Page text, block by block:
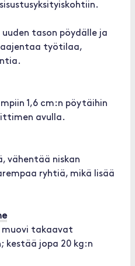
uuden tason pöydälle ja
työtilaa,
1,6 cm:n pöytäihin
avulla.
vähentää niskan
ryhtiä, mikä lisää
muovi takaavat
kestää jopa 20 kg:n